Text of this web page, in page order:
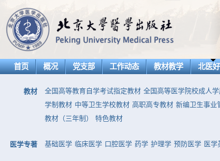
首页 概况 党支部 工作动态 教材教学 北医
教材 全国高等教育自学考试指定教材 全国高等医学院校成人
学制教材 中等卫生学校教材 高职高专教材 新编卫生事业
教材（三年制）
特色教材
医学专著 基础医学 临床医学 口腔医学 药学 护理学 预防医学 医学